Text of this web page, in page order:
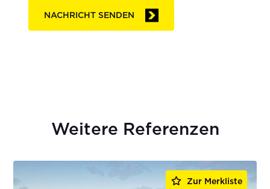
NACHRICHT SENDEN
Weitere Referenzen
Zur Merkliste